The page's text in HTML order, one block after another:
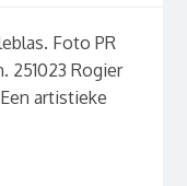
Foto PR
251023 Rogier
artistieke